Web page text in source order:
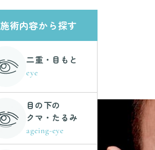
施術内容から探す
二重・目もと
eye
目の下の
クマ・たるみ
ageing-eye